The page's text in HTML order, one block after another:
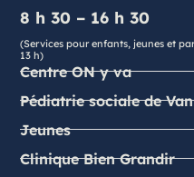
8 h 30 – 16 h 30
(Services pour enfants, jeunes et
13 h)
Centre ON y va
Pédiatrie sociale de
Jeunes
Clinique Bien Grandir